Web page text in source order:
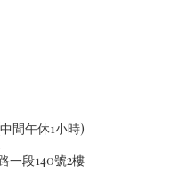
間午休1小時)
一段140號2樓